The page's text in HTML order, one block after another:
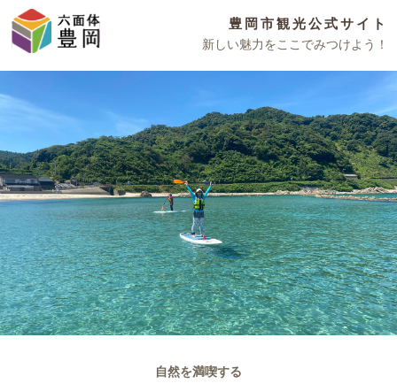
豊岡市観光公式サイト
新しい魅力をここでみつけよう！
自然を満喫する